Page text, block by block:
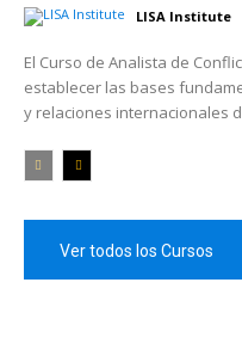
LISA Institute
El Curso de Analista de
establecer las bases
y relaciones internacionales
Ver todos los Cursos